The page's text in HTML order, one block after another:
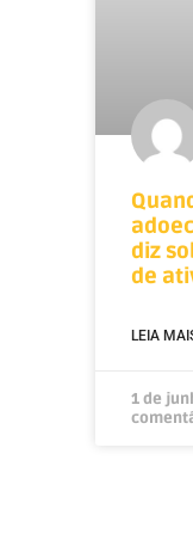
diz
de
LEIA
1 de